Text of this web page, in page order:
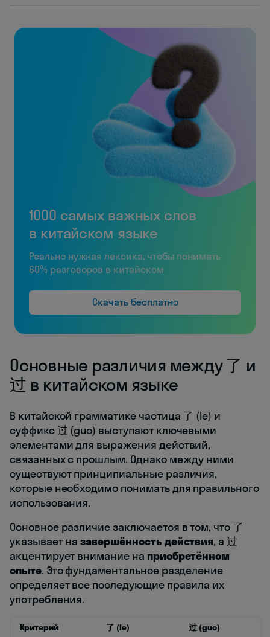
1000 самых важных слов
в китайском языке
Реально нужная лексика, чтобы понимать
60% разговоров в китайском
Скачать бесплатно
Основные различия между 了 и
过 в китайском языке
В китайской грамматике частица 了 (le) и
суффикс 过 (guo) выступают ключевыми
элементами для выражения действий,
связанных с прошлым. Однако между ними
существуют принципиальные различия,
которые необходимо понимать для правильного
использования.
Основное различие заключается в том, что 了
указывает назавершённость действия, а 过
акцентирует внимание на приобретённом
опыте. Это фундаментальное разделение
определяет все последующие правила их
употребления.
Критерий 了 (le)
过 (guo)